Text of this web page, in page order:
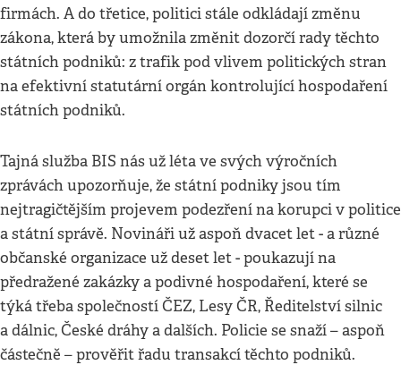
firmách. A do třetice, politici stále odkládají změnu
zákona, která by umožnila změnit dozorčí rady těchto
státních podniků: z trafik pod vlivem politických stran
na efektivní statutární orgán kontrolující hospodaření
státních podniků.
Tajná služba BIS nás už léta ve svých výročních
zprávách upozorňuje, že státní podniky jsou tím
nejtragičtějším projevem podezření na korupci v politice
a státní správě. Novináři už aspoň dvacet let - a různé
občanské organizace už deset let - poukazují na
předražené zakázky a podivné hospodaření, které se
týká třeba společností ČEZ, Lesy ČR, Ředitelství silnic
a dálnic, České dráhy a dalších. Policie se snaží – aspoň
částečně – prověřit řadu transakcí těchto podniků.